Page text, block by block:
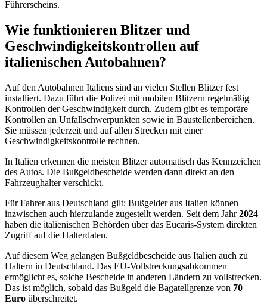
Führerscheins.
Wie funktionieren Blitzer und
Geschwindigkeitskontrollen auf
italienischen Autobahnen?
Auf den Autobahnen Italiens sind an vielen Stellen Blitzer fest
installiert. Dazu führt die Polizei mit mobilen Blitzern regelmäßig
Kontrollen der Geschwindigkeit durch. Zudem gibt es temporäre
Kontrollen an Unfallschwerpunkten sowie in Baustellenbereichen.
Sie müssen jederzeit und auf allen Strecken mit einer
Geschwindigkeitskontrolle rechnen.
In Italien erkennen die meisten Blitzer automatisch das Kennzeichen
des Autos. Die Bußgeldbescheide werden dann direkt an den
Fahrzeughalter verschickt.
Für Fahrer aus Deutschland gilt: Bußgelder aus Italien können
inzwischen auch hierzulande zugestellt werden. Seit dem Jahr2024
haben die italienischen Behörden über das Eucaris-System direkten
Zugriff auf die Halterdaten.
Auf diesem Weg gelangen Bußgeldbescheide aus Italien auch zu
Haltern in Deutschland. Das EU-Vollstreckungsabkommen
ermöglicht es, solche Bescheide in anderen Ländern zu vollstrecken.
Das ist möglich, sobald das Bußgeld die Bagatellgrenze von 70
Euro überschreitet.